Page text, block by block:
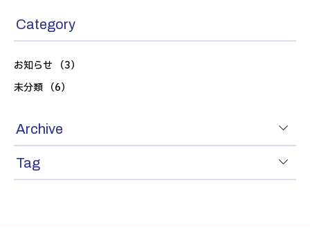
Category
お知らせ （3）
未分類 （6）
Archive
Tag